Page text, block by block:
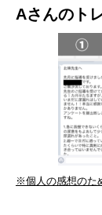
Aさんのト
※個人の感想のた